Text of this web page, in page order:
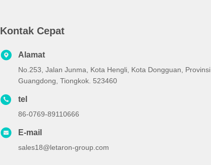
Kontak Cepat
Alamat
No.253, Jalan Junma, Kota Hengli, Kota Dongguan, Provinsi
Guangdong, Tiongkok. 523460
tel
86-0769-89110666
E-mail
sales18@letaron-group.com